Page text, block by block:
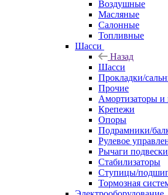
Воздушные
Масляные
Салонные
Топливные
Шасси
Назад
Шасси
Прокладки/
Прочие
Амортизаторы и
Крепежи
Опоры
Подрамники/
Рулевое
Рычаги
Стабилизаторы
Ступицы/
Тормозная